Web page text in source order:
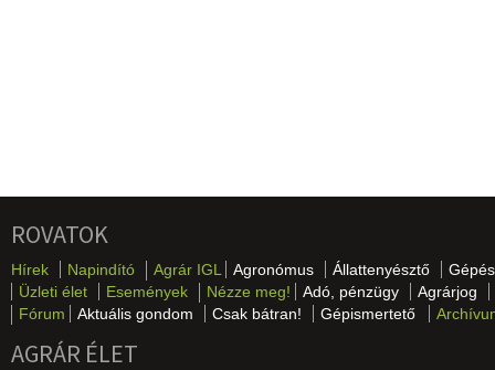
ROVATOK
Hírek Napindító Agrár IGL Agronómus Állattenyésztő
Üzleti élet
Események Nézze meg! Adó, pénzügy
Agrárjog
Fórum
Aktuális gondom Csak bátran! Gépismertető
AGRÁR ÉLET